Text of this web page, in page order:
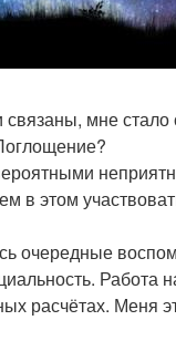
мне стало
в этом
очередные
Работа
расчётах. Меня